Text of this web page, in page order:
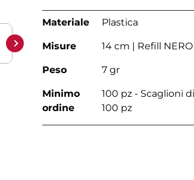
Materiale Plastica
Misure 14 cm | Refill NERO
Peso 7 gr
Minimo
ordine
100 pz - Scaglioni di
100 pz